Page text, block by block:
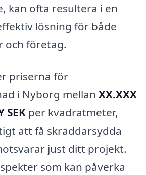
kan ofta resultera i en
lösning för både
och företag.
priserna för
i Nyborg mellan XX.XXX
SEK per kvadratmeter,
att få skräddarsydda
just ditt projekt.
som kan påverka